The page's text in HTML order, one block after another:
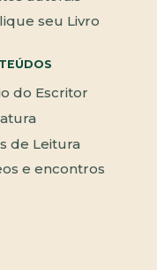
seu Livro
do Escritor
de Leitura
e encontros